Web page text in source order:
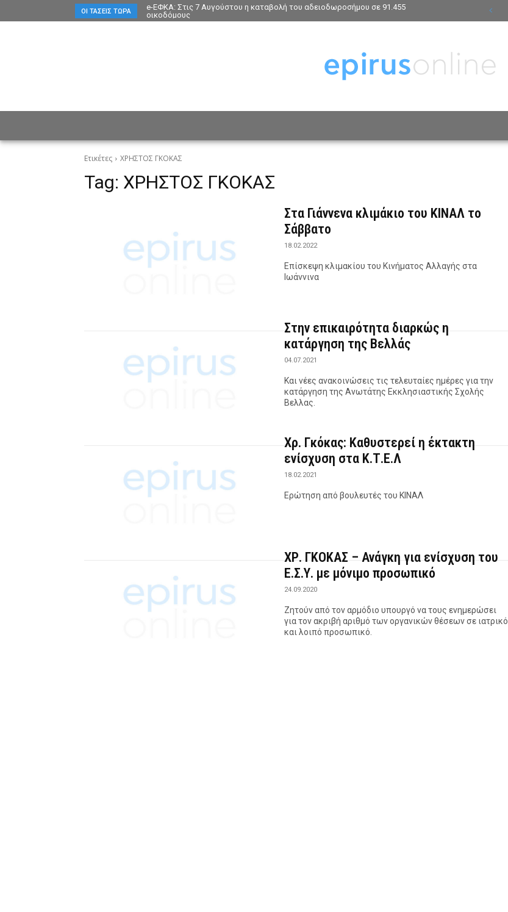
ΟΙ ΤΆΣΕΙΣ ΤΏΡΑ
e-ΕΦΚΑ: Στις 7 Αυγούστου η καταβολή του αδειοδωροσήμου σε 91.455
οικοδόμους
Ετικέτες ΧΡΗΣΤΟΣ ΓΚΟΚΑΣ
Tag: ΧΡΗΣΤΟΣ ΓΚΟΚΑΣ
Στα Γιάννενα κλιμάκιο του ΚΙΝΑΛ το
Σάββατο
18.02.2022
Επίσκεψη κλιμακίου του Κινήματος Αλλαγής στα
Ιωάννινα
Στην επικαιρότητα διαρκώς η
κατάργηση της Βελλάς
04.07.2021
Και νέες ανακοινώσεις τις τελευταίες ημέρες για την
κατάργηση της Ανωτάτης Εκκλησιαστικής Σχολής
Βελλας.
Χρ. Γκόκας: Καθυστερεί η έκτακτη
ενίσχυση στα Κ.Τ.Ε.Λ
18.02.2021
Ερώτηση από βουλευτές του ΚΙΝΑΛ
ΧΡ. ΓΚΟΚΑΣ – Ανάγκη για ενίσχυση του
Ε.Σ.Υ. με μόνιμο προσωπικό
24.09.2020
Ζητούν από τον αρμόδιο υπουργό να τους ενημερώσει
για τον ακριβή αριθμό των οργανικών θέσεων σε ιατρικό
και λοιπό προσωπικό.